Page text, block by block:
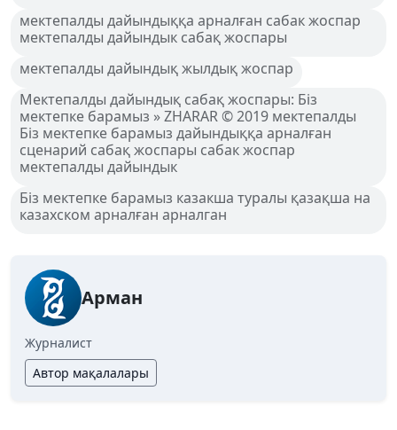
мектепалды дайындыққа арналған сабак жоспар
мектепалды дайындык сабақ жоспары
мектепалды дайындық жылдық жоспар
Мектепалды дайындық сабақ жоспары: Біз
мектепке барамыз » ZHARAR © 2019 мектепалды
Біз мектепке барамыз дайындыққа арналған
сценарий сабақ жоспары сабак жоспар
мектепалды дайындык
Біз мектепке барамыз казакша туралы қазақша на
казахском арналған арналган
Арман
Журналист
Автор мақалалары